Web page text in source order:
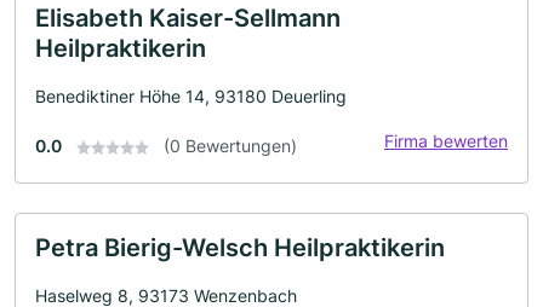
Elisabeth Kaiser-Sellmann
Heilpraktikerin
Benediktiner Höhe 14, 93180 Deuerling
0.0 (0 Bewertungen) Firma bewerten
Petra Bierig-Welsch Heilpraktikerin
Haselweg 8, 93173 Wenzenbach